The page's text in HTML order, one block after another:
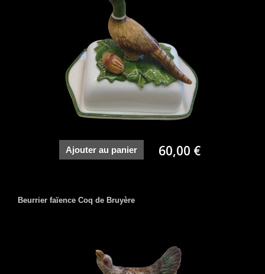
Ajouter au panier 60,00 €
Beurrier faïence Coq de Bruyère